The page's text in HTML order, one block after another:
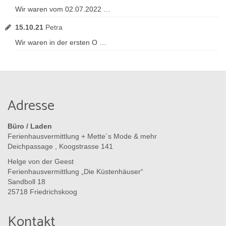
Wir waren vom 02.07.2022 …
15.10.21 Petra
Wir waren in der ersten O …
Adresse
Büro / Laden
Ferienhausvermittlung + Mette`s Mode & mehr
Deichpassage , Koogstrasse 141
Helge von der Geest
Ferienhausvermittlung „Die Küstenhäuser“
Sandboll 18
25718 Friedrichskoog